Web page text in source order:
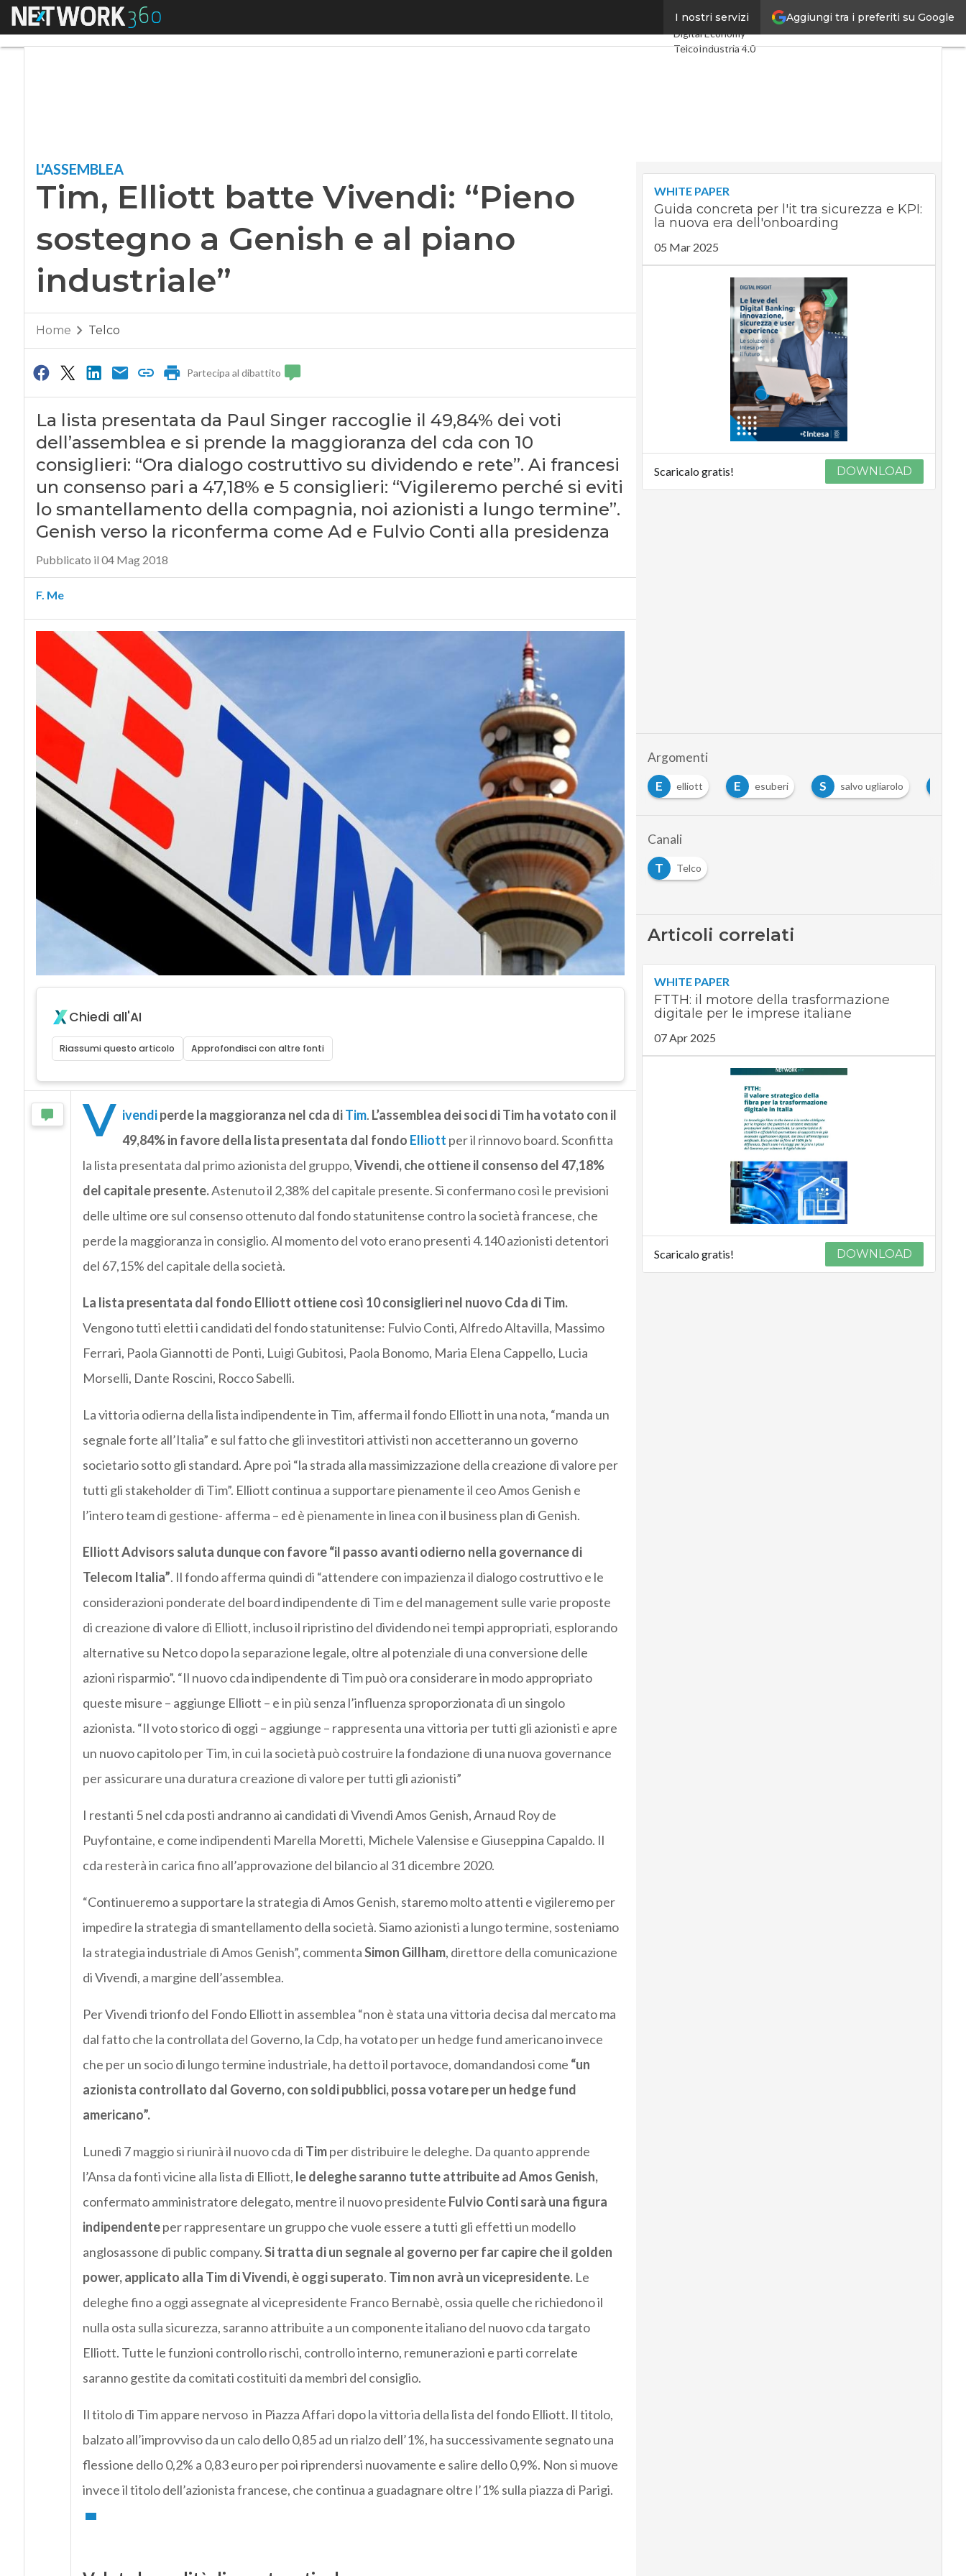
Aggiungi tra i preferiti su Google
I nostri servizi
Menu
Ultimi articoli
Digital Economy
TelcoIndustria 4.0
L'ASSEMBLEA
Tim, Elliott batte Vivendi: “Pieno
sostegno a Genish e al piano
industriale”
Home Telco
Partecipa al dibattito
La lista presentata da Paul Singer raccoglie il 49,84% dei voti
dell’assemblea e si prende la maggioranza del cda con 10
consiglieri: “Ora dialogo costruttivo su dividendo e rete”. Ai francesi
un consenso pari a 47,18% e 5 consiglieri: “Vigileremo perché si eviti
lo smantellamento della compagnia, noi azionisti a lungo termine”.
Genish verso la riconferma come Ad e Fulvio Conti alla presidenza
Pubblicato il 04 Mag 2018
F. Me
Chiedi all'AI
Riassumi questo articolo Approfondisci con altre fonti
V ivendiperde la maggioranza nel cda diTim. L’assemblea dei soci di Tim ha votato con il
49,84% in favore della lista presentata dal fondo Elliott per il rinnovo board. Sconfitta
la lista presentata dal primo azionista del gruppo,Vivendi, che ottiene il consenso del 47,18%
del capitale presente.Astenuto il 2,38% del capitale presente. Si confermano così le previsioni
delle ultime ore sul consenso ottenuto dal fondo statunitense contro la società francese, che
perde la maggioranza in consiglio. Al momento del voto erano presenti 4.140 azionisti detentori
del 67,15% del capitale della società.
La lista presentata dal fondo Elliott ottiene così 10 consiglieri nel nuovo Cda di Tim.
Vengono tutti eletti i candidati del fondo statunitense: Fulvio Conti, Alfredo Altavilla, Massimo
Ferrari, Paola Giannotti de Ponti, Luigi Gubitosi, Paola Bonomo, Maria Elena Cappello, Lucia
Morselli, Dante Roscini, Rocco Sabelli.
La vittoria odierna della lista indipendente in Tim, afferma il fondo Elliott in una nota, “manda un
segnale forte all’Italia” e sul fatto che gli investitori attivisti non accetteranno un governo
societario sotto gli standard. Apre poi “la strada alla massimizzazione della creazione di valore per
tutti gli stakeholder di Tim”. Elliott continua a supportare pienamente il ceo Amos Genish e
l’intero team di gestione- afferma – ed è pienamente in linea con il business plan di Genish.
Elliott Advisors saluta dunque con favore “il passo avanti odierno nella governance di
Telecom Italia”. Il fondo afferma quindi di “attendere con impazienza il dialogo costruttivo e le
considerazioni ponderate del board indipendente di Tim e del management sulle varie proposte
di creazione di valore di Elliott, incluso il ripristino del dividendo nei tempi appropriati, esplorando
alternative su Netco dopo la separazione legale, oltre al potenziale di una conversione delle
azioni risparmio”. “Il nuovo cda indipendente di Tim può ora considerare in modo appropriato
queste misure – aggiunge Elliott – e in più senza l’influenza sproporzionata di un singolo
azionista. “Il voto storico di oggi – aggiunge – rappresenta una vittoria per tutti gli azionisti e apre
un nuovo capitolo per Tim, in cui la società può costruire la fondazione di una nuova governance
per assicurare una duratura creazione di valore per tutti gli azionisti”
I restanti 5 nel cda posti andranno ai candidati di Vivendi Amos Genish, Arnaud Roy de
Puyfontaine, e come indipendenti Marella Moretti, Michele Valensise e Giuseppina Capaldo. Il
cda resterà in carica fino all’approvazione del bilancio al 31 dicembre 2020.
“Continueremo a supportare la strategia di Amos Genish, staremo molto attenti e vigileremo per
impedire la strategia di smantellamento della società. Siamo azionisti a lungo termine, sosteniamo
la strategia industriale di Amos Genish”, commentaSimon Gillham, direttore della comunicazione
di Vivendi, a margine dell’assemblea.
Per Vivendi trionfo del Fondo Elliott in assemblea “non è stata una vittoria decisa dal mercato ma
dal fatto che la controllata del Governo, la Cdp, ha votato per un hedge fund americano invece
che per un socio di lungo termine industriale, ha detto il portavoce, domandandosi come “un
azionista controllato dal Governo, con soldi pubblici, possa votare per un hedge fund
americano”.
Lunedì 7 maggio si riunirà il nuovo cda di Timper distribuire le deleghe. Da quanto apprende
l’Ansa da fonti vicine alla lista di Elliott, le deleghe saranno tutte attribuite ad Amos Genish,
confermato amministratore delegato, mentre il nuovo presidente Fulvio Conti sarà una figura
indipendenteper rappresentare un gruppo che vuole essere a tutti gli effetti un modello
anglosassone di public company.Si tratta di un segnale al governo per far capire che il golden
power, applicato alla Tim di Vivendi, è oggi superato. Tim non avrà un vicepresidente.Le
deleghe fino a oggi assegnate al vicepresidente Franco Bernabè, ossia quelle che richiedono il
nulla osta sulla sicurezza, saranno attribuite a un componente italiano del nuovo cda targato
Elliott. Tutte le funzioni controllo rischi, controllo interno, remunerazioni e parti correlate
saranno gestite da comitati costituiti da membri del consiglio.
Il titolo di Tim appare nervoso in Piazza Affari dopo la vittoria della lista del fondo Elliott. Il titolo,
balzato all’improvviso da un calo dello 0,85 ad un rialzo dell’1%, ha successivamente segnato una
flessione dello 0,2% a 0,83 euro per poi riprendersi nuovamente e salire dello 0,9%. Non si muove
invece il titolo dell’azionista francese, che continua a guadagnare oltre l’1% sulla piazza di Parigi.
WHITE PAPER
Guida concreta per l'it tra sicurezza e KPI:
la nuova era dell'onboarding
05 Mar 2025
Scaricalo gratis! DOWNLOAD
Argomenti
A
Amos Genish E elliott E esuberi S salvo ugliarolo
Canali
T
Telco
Articoli correlati
WHITE PAPER
FTTH: il motore della trasformazione
digitale per le imprese italiane
07 Apr 2025
Scaricalo gratis! DOWNLOAD